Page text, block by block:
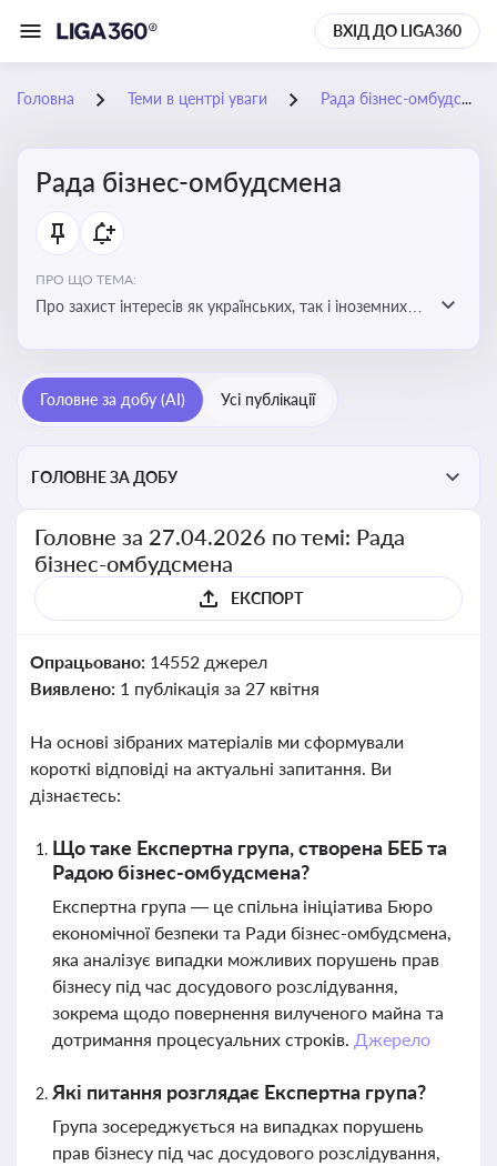
ВХІД ДО LIGA360
Головна Теми в центрі уваги Рада бізнес-омбудсмена
Рада бізнес-омбудсмена
ПРО ЩО ТЕМА:
Про захист інтересів як українських, так і іноземних
Головне за добу (AI) Усі публікації
ГОЛОВНЕ ЗА ДОБУ
Головне за 27.04.2026 по темі: Рада
бізнес-омбудсмена
ЕКСПОРТ
Опрацьовано: 14552 джерел
Виявлено: 1 публікація за 27 квітня
На основі зібраних матеріалів ми сформували
короткі відповіді на актуальні запитання. Ви
дізнаєтесь:
Що таке Експертна група, створена БЕБ та
Радою бізнес-омбудсмена?
Експертна група — це спільна ініціатива Бюро
економічної безпеки та Ради бізнес-омбудсмена,
яка аналізує випадки можливих порушень прав
бізнесу під час досудового розслідування,
зокрема щодо повернення вилученого майна та
дотримання процесуальних строків. Джерело
Які питання розглядає Експертна група?
Група зосереджується на випадках порушень
прав бізнесу під час досудового розслідування,